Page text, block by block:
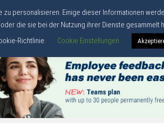
personalisieren. Einige dieser Informationen
die sie bei der Nutzung ihrer Dienste gesammelt
Richtlinie.
Cookie Einstellungen